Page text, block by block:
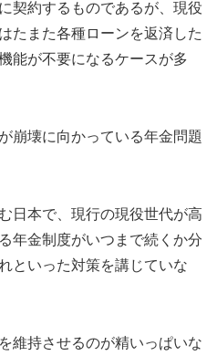
契約するものであるが、現役
たまた各種ローンを返済した
能が不要になるケースが多
崩壊に向かっている年金問題
日本で、現行の現役世代が高
年金制度がいつまで続くか分
といった対策を講じていな
維持させるのが精いっぱいな